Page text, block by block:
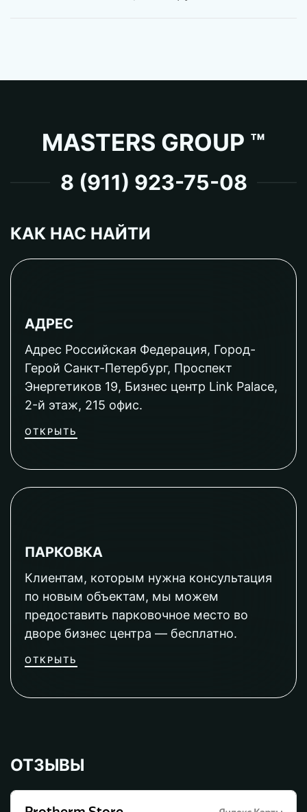
MASTERS GROUP ™
8 (911) 923-75-08
КАК НАС НАЙТИ
АДРЕС
Адрес Российская Федерация, Город-
Герой Санкт-Петербург, Проспект
Энергетиков 19, Бизнес центр Link Palace,
2-й этаж, 215 офис.
ОТКРЫТЬ
ПАРКОВКА
Клиентам, которым нужна консультация
по новым объектам, мы можем
предоставить парковочное место во
дворе бизнес центра — бесплатно.
ОТКРЫТЬ
ОТЗЫВЫ